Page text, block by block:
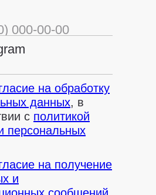
на обработку
данных, в
с политикой
персональных
на получение
и